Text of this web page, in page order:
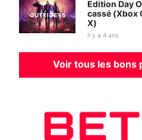
Edition Day
cassé (Xbox
X)
Il y a 4 ans
Voir tous les bons